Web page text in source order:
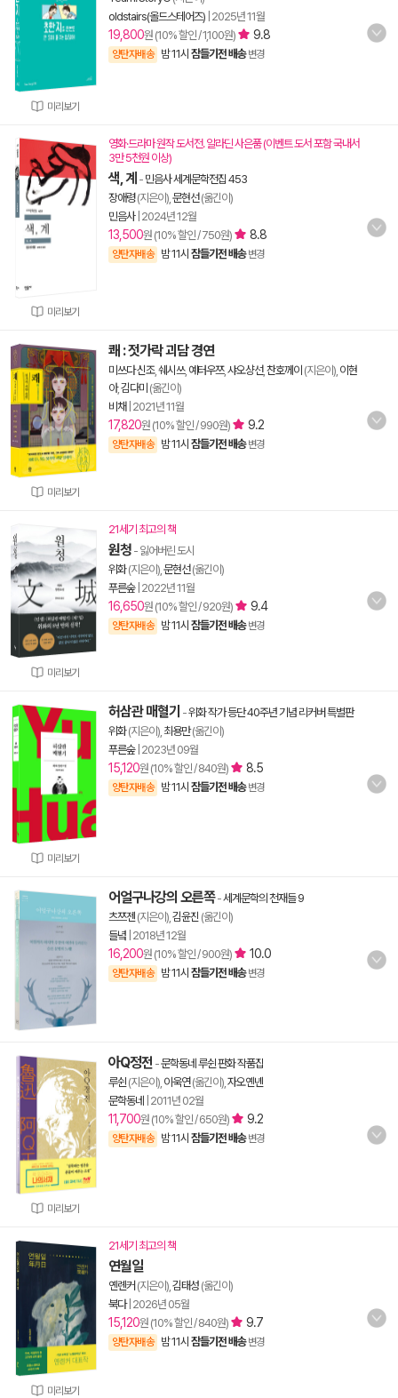
미리보기
oldstairs(올드스테어즈) 2025년 11월
19,800원 (10% 할인 / 1,100원) 9.8
양탄자배송 밤 11시 잠들기전 배송 변경
미리보기
영화·드라마 원작 도서전. 알라딘 사은품 (이벤트 도서 포함 국내서
3만 5천원 이상)
색, 계 - 민음사 세계문학전집 453
장애령(지은이), 문현선(옮긴이)
민음사| 2024년 12월
13,500원 (10% 할인 / 750원) 8.8
양탄자배송 밤 11시 잠들기전 배송 변경
미리보기
쾌 : 젓가락 괴담 경연
미쓰다 신조, 쉐시쓰, 예터우쯔, 샤오샹선, 찬호께이 (지은이), 이현
아,김다미 (옮긴이)
비채 2021년 11월
17,820원 (10% 할인 / 990원) 9.2
양탄자배송 밤 11시 잠들기전 배송 변경
미리보기
21세기 최고의 책
원청 - 잃어버린 도시
위화(지은이), 문현선(옮긴이)
푸른숲| 2022년 11월
16,650원 (10% 할인 / 920원) 9.4
양탄자배송 밤 11시 잠들기전 배송 변경
미리보기
허삼관 매혈기 -위화 작가 등단 40주년 기념 리커버 특별판
위화(지은이), 최용만(옮긴이)
푸른숲| 2023년 09월
15,120원 (10% 할인 / 840원) 8.5
양탄자배송 밤 11시 잠들기전 배송 변경
어얼구나강의 오른쪽-세계문학의 천재들 9
츠쯔젠 (지은이), 김윤진 (옮긴이)
들녘 2018년 12월
16,200원 (10% 할인 / 900원) 10.0
양탄자배송 밤 11시 잠들기전 배송 변경
미리보기
아Q정전 -문학동네 루쉰 판화 작품집
루쉰 (지은이), 이욱연(옮긴이), 자오옌녠
문학동네
2011년 02월
11,700원 (10% 할인 / 650원) 9.2
양탄자배송 밤 11시 잠들기전 배송 변경
미리보기
21세기 최고의 책
연월일
옌롄커 (지은이), 김태성 (옮긴이)
북다| 2026년 05월
15,120원 (10% 할인 / 840원) 9.7
양탄자배송 밤 11시 잠들기전 배송 변경